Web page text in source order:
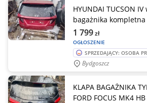
HYUNDAI TUCSON IV wr6 klapa
bagażnika kompletna
OGŁOSZENIE
1 799zł
SPRZEDAJĄCY: OSOBA
Bydgoszcz
KLAPA BAGAŻNIKA
FORD FOCUS MK4